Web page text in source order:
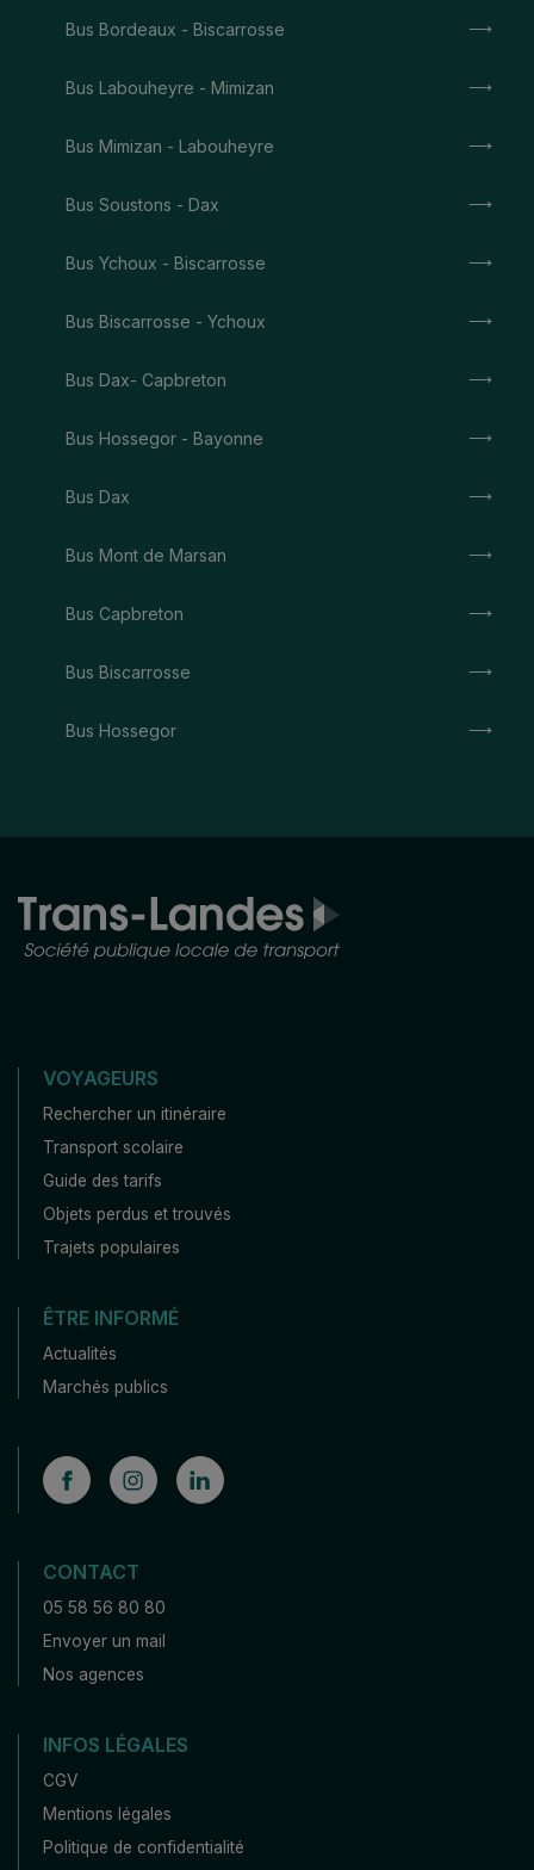
Bus Bordeaux - Biscarrosse
Bus Labouheyre - Mimizan
Bus Mimizan - Labouheyre
Bus Soustons - Dax
Bus Ychoux - Biscarrosse
Bus Biscarrosse - Ychoux
Bus Dax- Capbreton
Bus Hossegor - Bayonne
Bus Dax
Bus Mont de Marsan
Bus Capbreton
Bus Biscarrosse
Bus Hossegor
VOYAGEURS
Rechercher un itinéraire
Transport scolaire
Guide des tarifs
Objets perdus et trouvés
Trajets populaires
ÊTRE INFORMÉ
Actualités
Marchés publics
CONTACT
05 58 56 80 80
Envoyer un mail
Nos agences
INFOS LÉGALES
CGV
Mentions légales
Politique de confidentialité